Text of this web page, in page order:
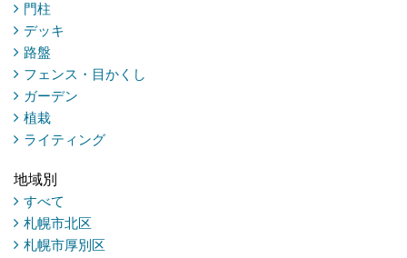
門柱
デッキ
路盤
フェンス・目かくし
ガーデン
植栽
ライティング
地域別
すべて
札幌市北区
札幌市厚別区